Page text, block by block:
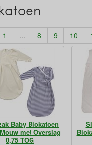
1 ... 8 9 10
Baby Biokatoen
met Overslag
0,75 TOG